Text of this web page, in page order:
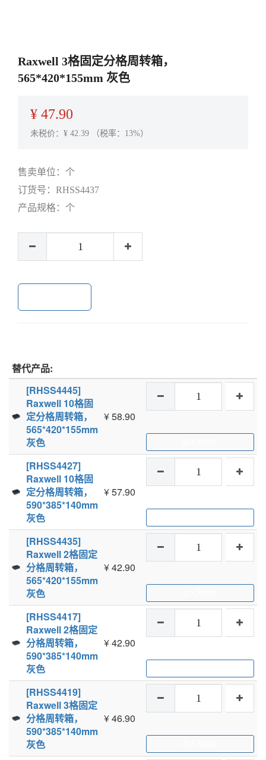
Raxwell 3格固定分格周转箱，
565*420*155mm 灰色
¥ 47.90
未税价：¥ 42.39 （税率：13%）
售卖单位： 个
订货号： RHSS4437
产品规格： 个
替代产品:
[RHSS4445]
Raxwell 10格固
定分格周转箱，
565*420*155mm
灰色
¥58.90
[RHSS4427]
Raxwell 10格固
定分格周转箱，
590*385*140mm
灰色
¥57.90
[RHSS4435]
Raxwell 2格固定
分格周转箱，
565*420*155mm
灰色
¥42.90
[RHSS4417]
Raxwell 2格固定
分格周转箱，
590*385*140mm
灰色
¥42.90
[RHSS4419]
Raxwell 3格固定
分格周转箱，
590*385*140mm
灰色
¥46.90